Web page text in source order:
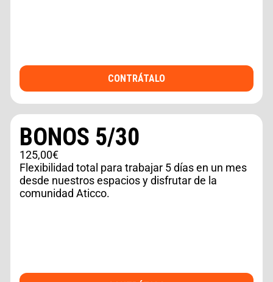
CONTRÁTALO
BONOS 5/30
125,00€
Flexibilidad total para trabajar 5 días en un mes
desde nuestros espacios y disfrutar de la
comunidad Aticco.